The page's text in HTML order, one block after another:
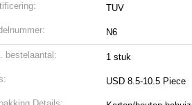
TUV
N6
bestelaantal: 1 stuk
USD 8.5-10.5 Piece